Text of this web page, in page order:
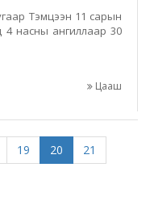
Тэмцээн 11 сарын
насны ангиллаар 30
Цааш
19 20
21